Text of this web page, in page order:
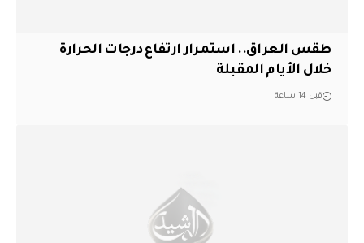
طقس العراق.. استمرار ارتفاع درجات الحرارة
خلال الأيام المقبلة
قبل 14 ساعة